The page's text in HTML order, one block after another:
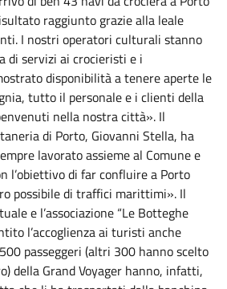
raggiunto grazie alla leale
I nostri operatori culturali stanno
di servizi ai crocieristi e i
disponibilità a tenere aperte le
tutto il personale e i clienti della
nella nostra città». Il
di Porto, Giovanni Stella, ha
lavorato assieme al Comune e
l’obiettivo di far confluire a Porto
possibile di traffici marittimi». Il
e l’associazione “Le Botteghe
l’accoglienza ai turisti anche
passeggeri (altri 300 hanno scelto
della Grand Voyager hanno, infatti,